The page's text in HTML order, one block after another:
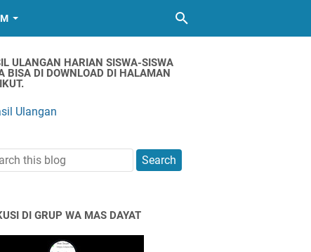
ULANGAN HARIAN SISWA-SISWA
BISA DI DOWNLOAD DI HALAMAN
Ulangan
DI GRUP WA MAS DAYAT